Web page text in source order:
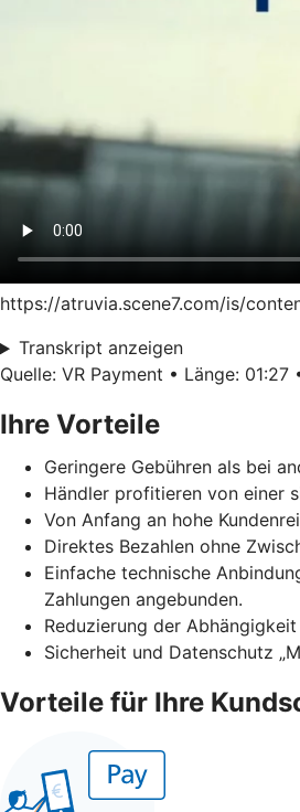
https://atruvia.scene7.com/is/
Transkript anzeigen
Quelle: VR Payment • Länge:
Ihre Vorteile
Geringere Gebühren als bei
Händler profitieren von einer
Von Anfang an hohe
Direktes Bezahlen ohne
Einfache technische
Zahlungen angebunden.
Reduzierung der
Sicherheit und Datenschutz
Vorteile für Ihre